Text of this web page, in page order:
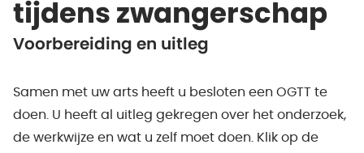
tijdens zwangerschap
Voorbereiding en uitleg
Samen met uw arts heeft u besloten een OGTT te
doen. U heeft al uitleg gekregen over het onderzoek,
de werkwijze en wat u zelf moet doen. Klik op de